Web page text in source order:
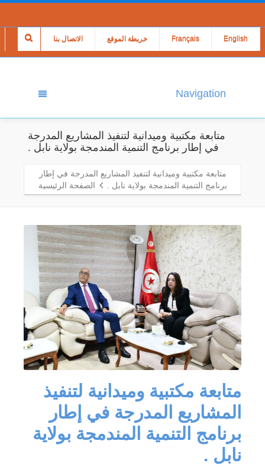
الاتصال بنا خريطة الموقع Français English
Navigation
متابعة مكتبية وميدانية لتنفيذ المشاريع المدرجة
في إطار برنامج التنمية المندمجة بولاية نابل .
متابعة مكتبية وميدانية لتنفيذ المشاريع المدرجة في إطار
برنامج التنمية المندمجة بولاية نابل .
الصفحة الرئيسية
متابعة مكتبية وميدانية لتنفيذ
المشاريع المدرجة في إطار
برنامج التنمية المندمجة بولاية
نابل .